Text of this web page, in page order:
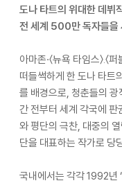
도나 타트의 위대한 데뷔
전 세계 500만 독자들을
아마존·〈뉴욕 타임스〉.
떠들썩하게 한 도나 타트
를 배경으로, 청춘들의
간 전부터 세계 각국에
와 평단의 극찬, 대중의
단을 대표하는 작가로 당
국내에서는 각각 1992년